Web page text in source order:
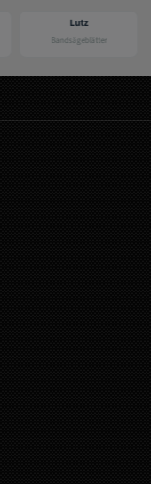
Lutz
Bandsägeblätter